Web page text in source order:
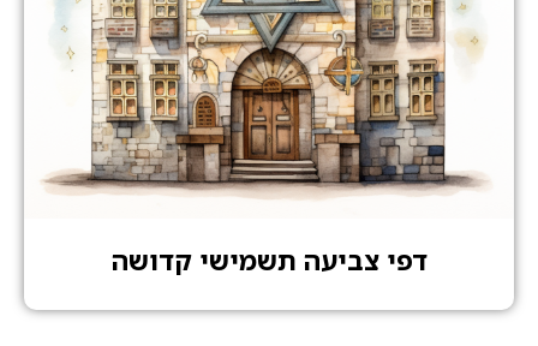
דפי צביעה תשמישי קדושה